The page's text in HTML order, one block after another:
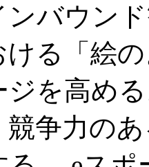
バウン
ける「絵
を高め
競争力の